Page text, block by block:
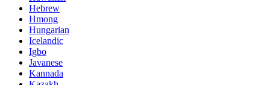
Hebrew
Hmong
Hungarian
Icelandic
Igbo
Javanese
Kannada